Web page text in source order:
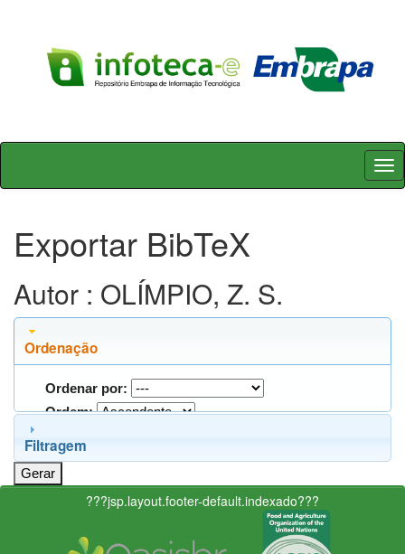
Skip
Exportar BibTeX
Autor : OLÍMPIO, Z. S.
Ordenação
Ordenar por:
Ordem:
Filtragem
???jsp.layout.footer-default.indexado???